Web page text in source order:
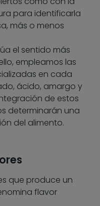
para identificarla
más o menos
el sentido más
empleamos las
en cada
ácido, amargo y
de estos
determinarán una
del alimento.
que produce un
flavor